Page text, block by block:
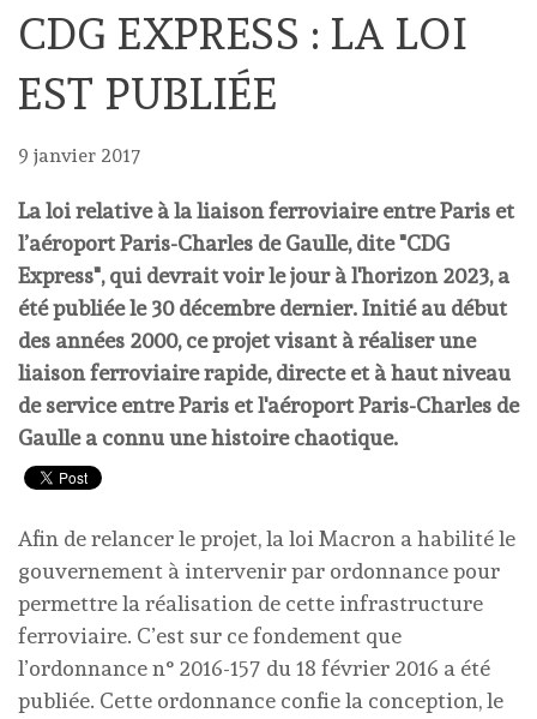
CDG EXPRESS : LA LOI
EST PUBLIÉE
9 janvier 2017
La loi relative à la liaison ferroviaire entre Paris et
l’aéroport Paris-Charles de Gaulle, dite "CDG
Express", qui devrait voir le jour à l'horizon 2023, a
été publiée le 30 décembre dernier. Initié au début
des années 2000, ce projet visant à réaliser une
liaison ferroviaire rapide, directe et à haut niveau
de service entre Paris et l'aéroport Paris-Charles de
Gaulle a connu une histoire chaotique.
Afin de relancer le projet, la loi Macron a habilité le
gouvernement à intervenir par ordonnance pour
permettre la réalisation de cette infrastructure
ferroviaire. C’est sur ce fondement que
l’ordonnance n° 2016-157 du 18 février 2016 a été
publiée. Cette ordonnance confie la conception, le